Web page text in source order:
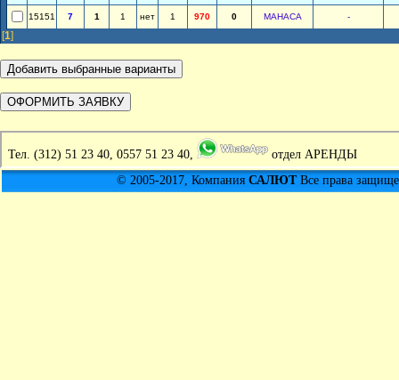
15151 7 1 1 нет 1 970 0 МАНАСА -
[1]
Тел. (312) 51 23 40, 0557 51 23 40,
отдел АРЕНДЫ
© 2005-2017, Компания САЛЮТВсе права